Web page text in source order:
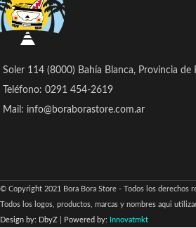
Soler 114 (8000) Bahía Blanca, Provincia de
Teléfono: 0291 454-2619
Mail: info@boraborastore.com.ar
© Copyright 2021 Bora Bora Store - Todos los derechos
Todos los logos, productos, marcas y nombres aqui
Design by: DbyZ
Powered by: Innovatmkt